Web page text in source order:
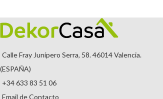
Calle Fray Junípero Serra, 58. 46014 Valencia.
(ESPAÑA)
+34 633 83 51 06
Email de Contacto